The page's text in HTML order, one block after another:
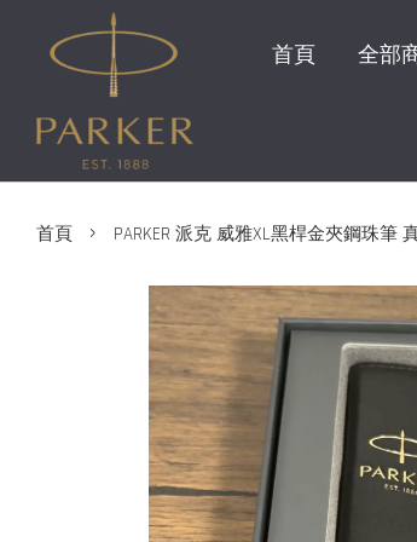
首頁 全部
首頁 › PARKER 派克 威雅XL黑桿金夾鋼珠筆